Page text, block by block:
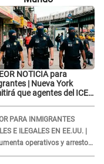
NOTICIA para
| Nueva York
que agentes del ICE
PARA INMIGRANTES
E ILEGALES EN EE.UU. |
operativos y arrestos
en aeropuertos